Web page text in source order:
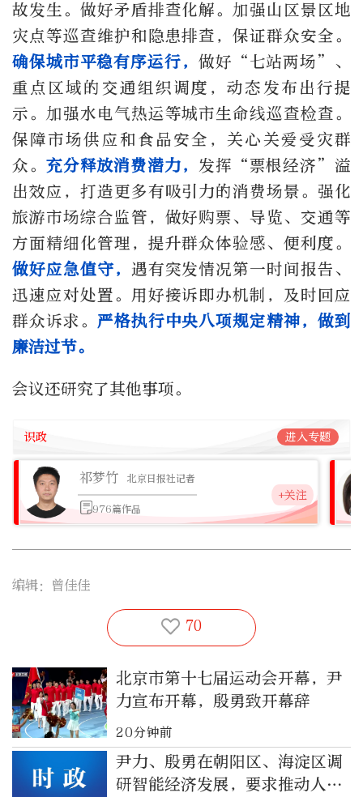
故发生。做好矛盾排查化解。加强山区景区地
灾点等巡查维护和隐患排查，保证群众安全。
确保城市平稳有序运行， 做好“七站两场”、
重点区域的交通组织调度，动态发布出行提
示。加强水电气热运等城市生命线巡查检查。
保障市场供应和食品安全，关心关爱受灾群
众。 充分释放消费潜力， 发挥“票根经济”溢
出效应，打造更多有吸引力的消费场景。强化
旅游市场综合监管，做好购票、导览、交通等
方面精细化管理，提升群众体验感、便利度。
做好应急值守， 遇有突发情况第一时间报告、
迅速应对处置。用好接诉即办机制，及时回应
群众诉求。 严格执行中央八项规定精神，做到
廉洁过节。
会议还研究了其他事项。
识政 进入专题
祁梦竹 北京日报社记者
976篇作品
+关注
编辑：曾佳佳
70
北京市第十七届运动会开幕，尹
力宣布开幕，殷勇致开幕辞
20分钟前
尹力、殷勇在朝阳区、海淀区调
研智能经济发展，要求推动人工